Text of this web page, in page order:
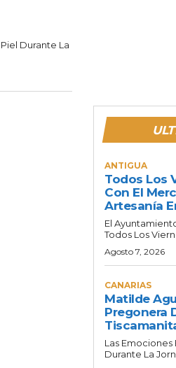
Durante La
ANTIGUA
Todos Los
Con El
Artesanía
El
Todos Los
Agosto 7, 2026
CANARIAS
Matilde
Pregonera
Las Emociones
Durante La